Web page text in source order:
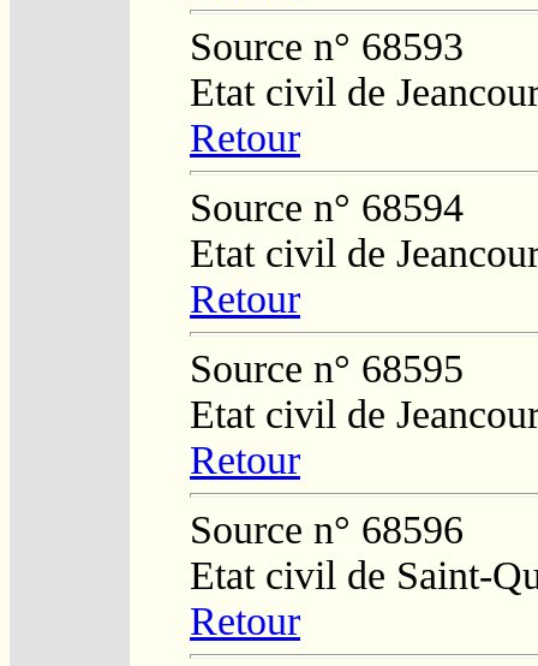
Source n° 68593
Etat civil de
Retour
Source n° 68594
Etat civil de
Retour
Source n° 68595
Etat civil de
Retour
Source n° 68596
Etat civil de Saint-
Retour